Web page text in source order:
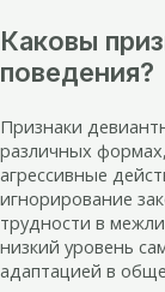
Каковы
поведения?
Признаки
различных
агрессивные
игнорирование
трудности в
низкий уровень
адаптацией в